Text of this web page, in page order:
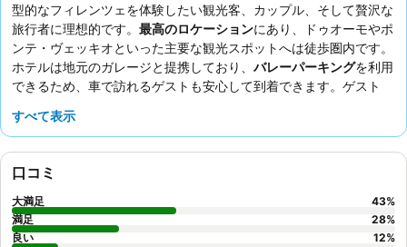
型的なフィレンツェを体験したい観光客、カップル、そして贅沢な
旅行者に理想的です。 最高のロケーションにあり、ドゥオーモやポ
ンテ・ヴェッキオといった主要な観光スポットへは徒歩圏内です。
ホテルは地元のガレージと提携しており、 バレーパーキングを利用
できるため、車で訪れるゲストも安心して到着できます。ゲスト
価しており、朝食には温かい料理や郷土料理を含む様々なセレクシ
すべて表示
口コミ
大満足 43%
満足
28%
良い
12%